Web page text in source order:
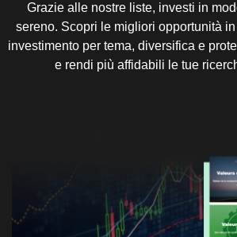
Grazie alle nostre liste, investi in
sereno. Scopri le migliori opportunità
investimento per tema, diversifica e
e rendi più affidabili le tue